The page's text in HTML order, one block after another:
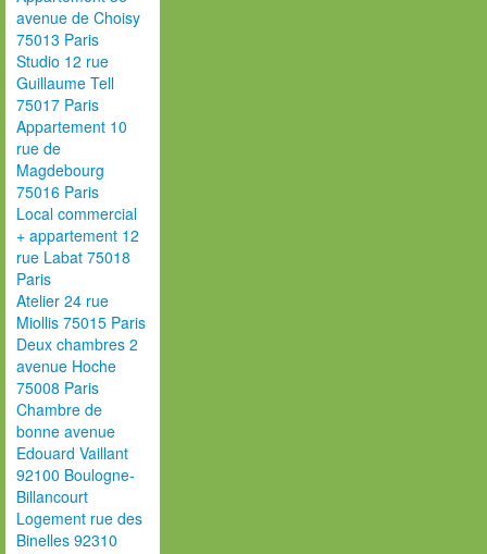
avenue de Choisy
75013 Paris
Studio 12 rue
Guillaume Tell
75017 Paris
Appartement 10
rue de
Magdebourg
75016 Paris
Local commercial
+ appartement 12
rue Labat 75018
Paris
Atelier 24 rue
Miollis 75015 Paris
Deux chambres 2
avenue Hoche
75008 Paris
Chambre de
bonne avenue
Edouard Vaillant
92100 Boulogne-
Billancourt
Logement rue des
Binelles 92310